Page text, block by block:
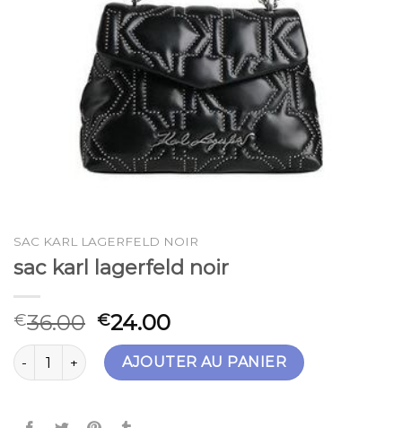
SAC KARL LAGERFELD NOIR
sac karl lagerfeld noir
€36.00 €24.00
quantité de sac karl lagerfeld noir
AJOUTER AU PANIER